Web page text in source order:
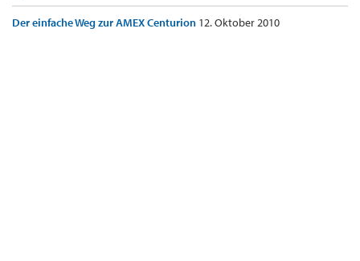
Der einfache Weg zur AMEX Centurion 12. Oktober 2010